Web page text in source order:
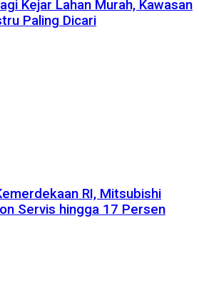
Kejar Lahan Murah, Kawasan
Paling Dicari
RI, Mitsubishi
Servis hingga 17 Persen